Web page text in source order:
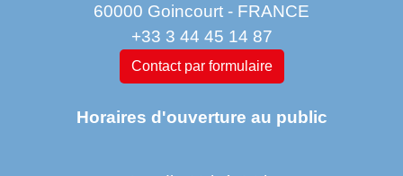
60000 Goincourt - FRANCE
+33 3 44 45 14 87
Contact par formulaire
Horaires d'ouverture au public